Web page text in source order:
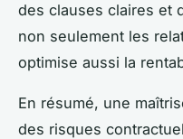
des clauses claires et
non seulement les
optimise aussi la
En résumé, une
des risques